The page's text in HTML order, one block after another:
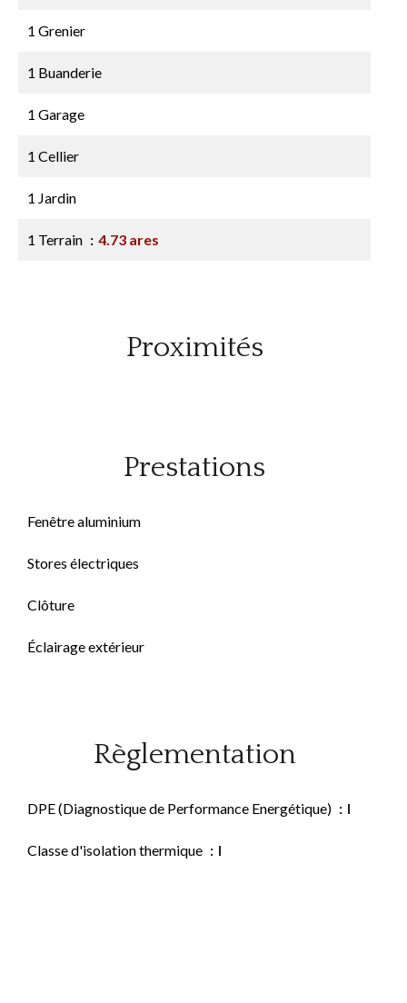
1 Grenier
1 Buanderie
1 Garage
1 Cellier
1 Jardin
1 Terrain 4.73 ares
Proximités
Prestations
Fenêtre aluminium
Stores électriques
Clôture
Éclairage extérieur
Règlementation
DPE (Diagnostique de Performance Energétique) I
Classe d'isolation thermique I